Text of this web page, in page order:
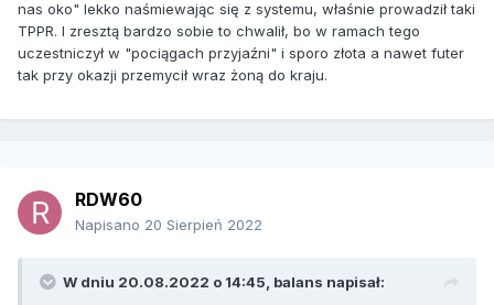
nas oko" lekko naśmiewając się z systemu, właśnie prowadził taki
TPPR. I zresztą bardzo sobie to chwalił, bo w ramach tego
uczestniczył w "pociągach przyjaźni" i sporo złota a nawet futer
tak przy okazji przemycił wraz żoną do kraju.
RDW60
Napisano 20 Sierpień 2022
W dniu 20.08.2022 o 14:45, balans napisał: